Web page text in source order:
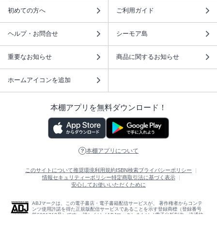
初めての方へ ご利用ガイド
ヘルプ・お問合せ シーモア島
重要なお知らせ 商品に関するお知らせ
ホームアイコンを追加
本棚アプリを無料ダウンロード！
本棚アプリについて
このサイトについて推奨環境利用規約ISBN検索プライバシーポリシー
情報セキュリティーポリシー特定商取引法に基づく表示
安心してお使いいただくために
ABJマークは、この電子書店・電子書籍配信サービスが、 著作権者からコンテ
ンツ使用許諾を得た正規版配信サービスであることを示す登録商標（登録番号
第6091713号）です。 詳しくは［ABJマーク］または［電子出版制作・流通協